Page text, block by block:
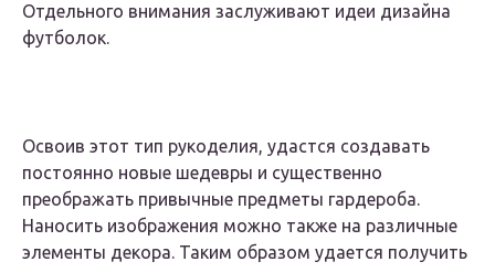
Отдельного внимания заслуживают идеи дизайна
футболок.
Освоив этот тип рукоделия, удастся создавать
постоянно новые шедевры и существенно
преображать привычные предметы гардероба.
Наносить изображения можно также на различные
элементы декора. Таким образом удается получить